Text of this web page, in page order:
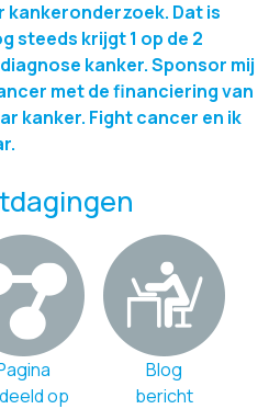
kankeronderzoek. Dat is
steeds krijgt 1 op de 2
kanker. Sponsor mij
met de financiering van
kanker. Fight cancer en ik
op
Blog
bericht